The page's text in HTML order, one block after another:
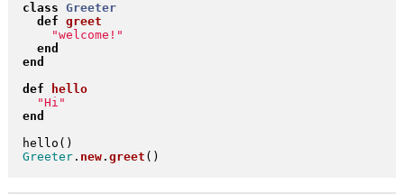
class Greeter
def greet
"welcome! "
end
end
def
hello
"Hi "
end
hello ( )
Greeter. new. greet ( )